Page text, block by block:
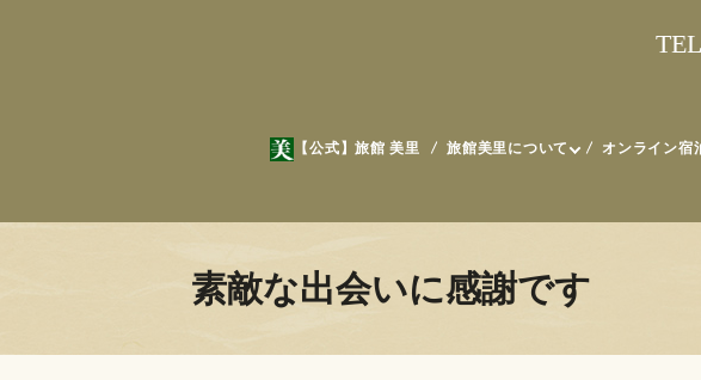
【公式】旅館 美里 旅館美里について オンライン宿
TEL
素敵な出会いに感謝です